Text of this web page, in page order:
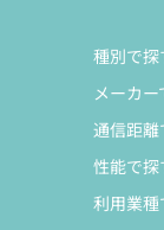
種別で探
メーカー
通信距離
性能で探
利用業種